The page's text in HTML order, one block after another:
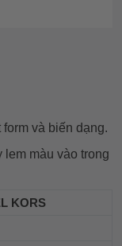
và biến dạng.
màu vào trong
KORS